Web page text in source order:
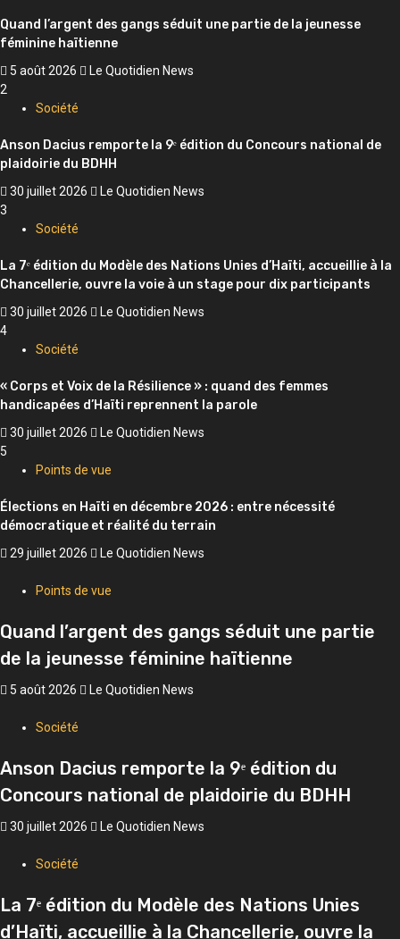
Quand l’argent des gangs séduit une partie de la jeunesse
féminine haïtienne
5 août 2026
Le Quotidien News
2
Société
Anson Dacius remporte la 9ᵉ édition du Concours national de
plaidoirie du BDHH
30 juillet 2026
Le Quotidien News
3
Société
La 7ᵉ édition du Modèle des Nations Unies d’Haïti, accueillie à la
Chancellerie, ouvre la voie à un stage pour dix participants
30 juillet 2026
Le Quotidien News
4
Société
« Corps et Voix de la Résilience » : quand des femmes
handicapées d’Haïti reprennent la parole
30 juillet 2026
Le Quotidien News
5
Points de vue
Élections en Haïti en décembre 2026 : entre nécessité
démocratique et réalité du terrain
29 juillet 2026 Le Quotidien News
Points de vue
Quand l’argent des gangs séduit une partie
de la jeunesse féminine haïtienne
5 août 2026 Le Quotidien News
Société
Anson Dacius remporte la 9ᵉ édition du
Concours national de plaidoirie du BDHH
30 juillet 2026 Le Quotidien News
Société
La 7ᵉ édition du Modèle des Nations Unies
d’Haïti, accueillie à la Chancellerie, ouvre la